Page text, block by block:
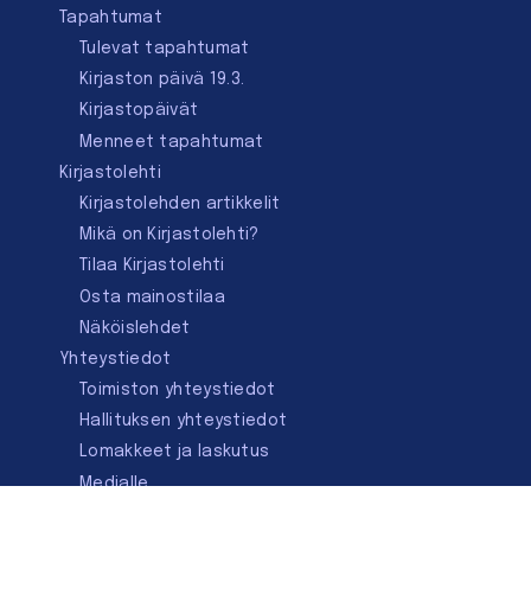
Tapahtumat
Tulevat tapahtumat
Kirjaston päivä 19.3.
Kirjastopäivät
Menneet tapahtumat
Kirjastolehti
Kirjastolehden artikkelit
Mikä on Kirjastolehti?
Tilaa Kirjastolehti
Osta mainostilaa
Näköislehdet
Yhteystiedot
Toimiston yhteystiedot
Hallituksen yhteystiedot
Lomakkeet ja laskutus
Medialle